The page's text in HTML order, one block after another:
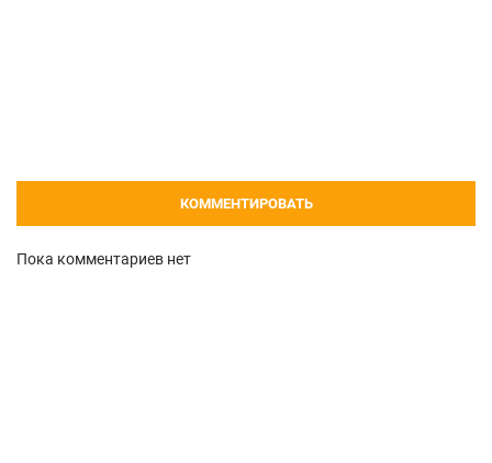
КОММЕНТИРОВАТЬ
Пока комментариев нет